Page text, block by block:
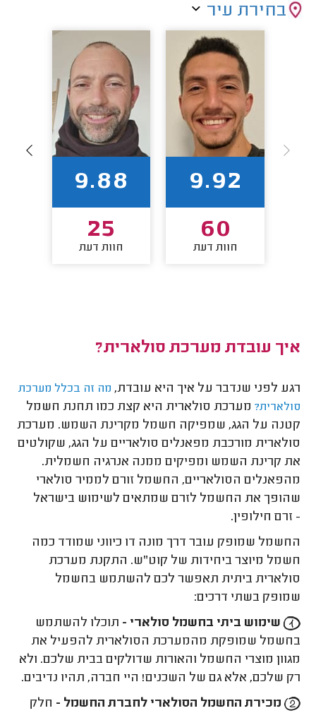
בחירת עיר
9.92
60
חוות דעת
9.88
25
חוות דעת
איך עובדת מערכת סולארית?
רגע לפני שנדבר על איך היא עובדת, מה זה בכלל מערכת
סולארית? מערכת סולארית היא קצת כמו תחנת חשמל
קטנה על הגג, שמפיקה חשמל מקרינת השמש. מערכת
סולארית מורכבת מפאנלים סולאריים על הגג, שקולטים
את קרינת השמש ומפיקים ממנה אנרגיה חשמלית.
מהפאנלים הסולאריים, החשמל זורם לממיר סולארי
שהופך את החשמל לזרם שמתאים לשימוש בישראל
- זרם חילופין.
החשמל שמופק עובר דרך מונה דו כיווני שמודד כמה
חשמל מיוצר ביחידות של קוט"ש. התקנת מערכת
סולארית ביתית תאפשר לכם להשתמש בחשמל
שמופק בשתי דרכים:
שימוש ביתי בחשמל סולארי - תוכלו להשתמש
בחשמל שמופקת מהמערכת הסולארית להפעיל את
מגוון מוצרי החשמל והאורות שדולקים בבית שלכם. ולא
רק שלכם, אלא גם של השכנים! היי חברה, תהיו נדיבים.
מכירת החשמל הסולארי לחברת החשמל - חלק